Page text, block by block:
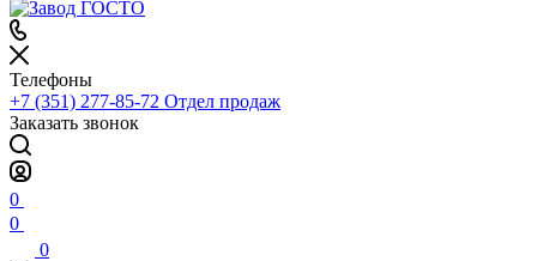
Телефоны
+7 (351) 277-85-72 Отдел продаж
Заказать звонок
0
0
0